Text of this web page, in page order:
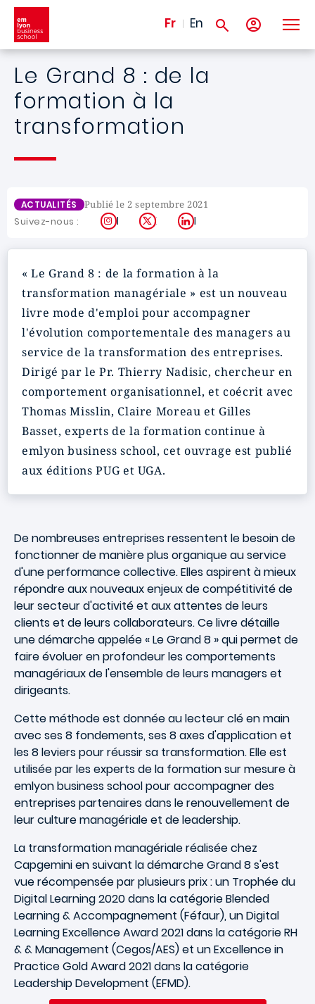
Aller au contenu principal
Fr En
Le Grand 8 : de la
formation à la
transformation
ACTUALITÉS Publié le 2 septembre 2021
Suivez-nous : Instagram
X LinkedIn
« Le Grand 8 : de la formation à la
transformation managériale » estun nouveau
livre mode d'emploi pour accompagner
l'évolution comportementale des managers au
service de la transformation des entreprises.
Dirigé par le Pr. Thierry Nadisic, chercheur en
comportement organisationnel, etcoécrit avec
Thomas Misslin, Claire Moreau et Gilles
Basset, experts de la formation continue à
emlyon business school, cet ouvrage est publié
aux éditions PUG et UGA.
De nombreuses entreprises ressentent le besoin de
fonctionner de manière plus organique au service
d'une performance collective. Elles aspirent à mieux
répondre aux nouveaux enjeux de compétitivité de
leur secteur d'activité et aux attentes de leurs
clients et de leurs collaborateurs. Ce livre détaille
une démarche appelée « Le Grand 8 » qui permet de
faire évoluer en profondeur les comportements
managériaux de l'ensemble de leurs managers et
dirigeants.
Cette méthode est donnée au lecteur clé en main
avec ses 8 fondements, ses 8 axes d'application et
les 8 leviers pour réussir sa transformation. Elle est
utilisée par les experts de la formation sur mesure à
emlyon business school pour accompagner des
entreprises partenaires dans le renouvellement de
leur culture managériale et de leadership.
La transformation managériale réalisée chez
Capgemini en suivant la démarche Grand 8 s'est
vue récompensée par plusieurs prix : un Trophée du
Digital Learning 2020 dans la catégorie Blended
Learning & Accompagnement (Féfaur), un Digital
Learning Excellence Award 2021 dans la catégorie RH
& & Management (Cegos/AES) et un Excellence in
Practice Gold Award 2021 dans la catégorie
Leadership Development (EFMD).